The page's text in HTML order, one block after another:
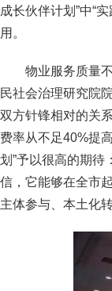
成长伙伴计划”中“
用。
物业服务质量
民社会治理研究院
双方针锋相对的关
费率从不足40%提
划”予以很高的期待
信，它能够在全市
主体参与、本土化